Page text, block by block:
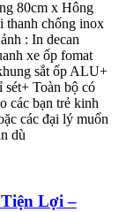
80cm x Hông
thanh chống inox
: In decan
xe ốp fomat
sắt ốp ALU+
Toàn bộ có
các bạn trẻ kinh
các đại lý muốn
dù
Lợi –